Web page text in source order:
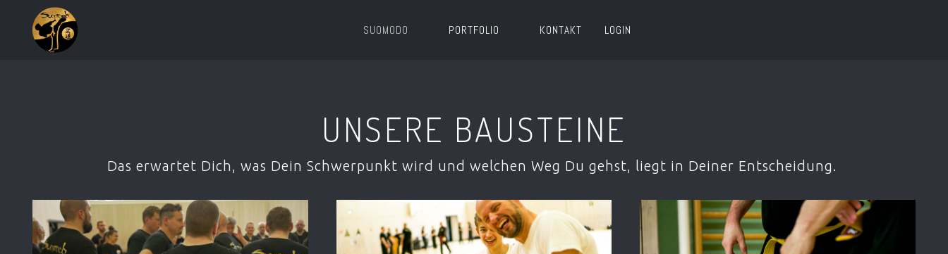
SUOMODO PORTFOLIO KONTAKT LOGIN
UNSERE BAUSTEINE
Das erwartet Dich, was Dein Schwerpunkt wird und welchen Weg Du gehst, liegt in Deiner Entscheidung.